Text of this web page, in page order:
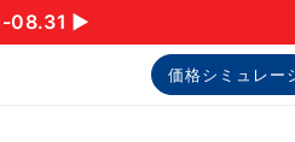
08.31 ▶︎
価格シミュレー